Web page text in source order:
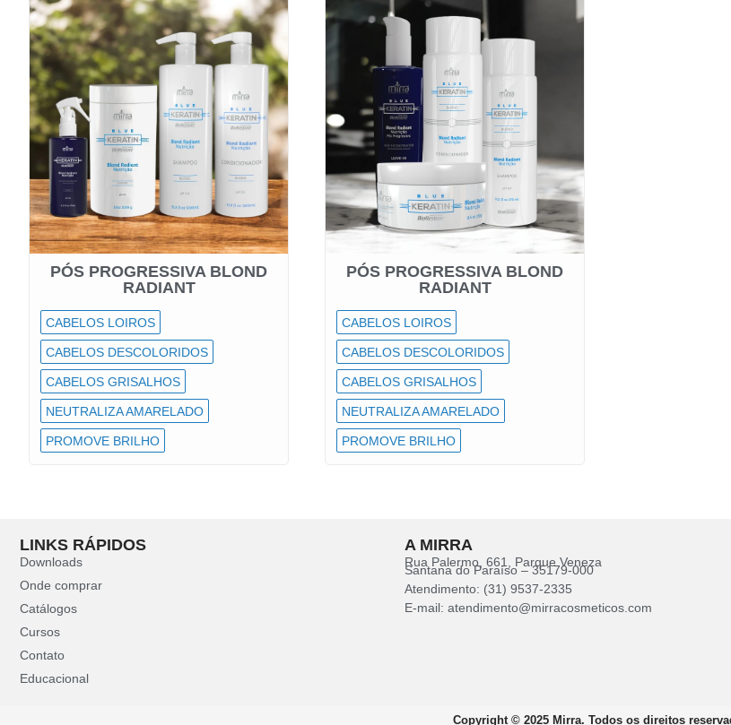
PÓS PROGRESSIVA BLOND
RADIANT
CABELOS LOIROS
CABELOS DESCOLORIDOS
CABELOS GRISALHOS
NEUTRALIZA AMARELADO
PROMOVE BRILHO
PÓS PROGRESSIVA BLOND
RADIANT
CABELOS LOIROS
CABELOS DESCOLORIDOS
CABELOS GRISALHOS
NEUTRALIZA AMARELADO
PROMOVE BRILHO
LINKS RÁPIDOS
Downloads
Onde comprar
Catálogos
Cursos
Contato
Educacional
A MIRRA
Rua Palermo, 661, Parque Veneza
Santana do Paraíso – 35179-000
Atendimento: (31) 9537-2335
E-mail: atendimento@mirracosmeticos.com
Copyright © 2025 Mirra. Todos os direitos